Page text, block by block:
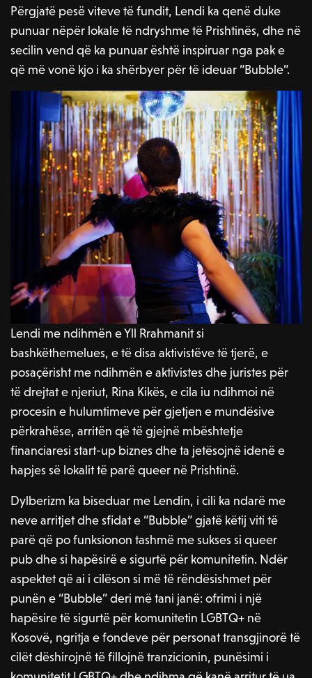
Përgjatë pesë viteve të fundit, Lendi ka qenë duke
punuar nëpër lokale të ndryshme të Prishtinës, dhe në
secilin vend që ka punuar është inspiruar nga pak e
që më vonë kjo i ka shërbyer për të ideuar “Bubble”.
Lendi me ndihmën e Yll Rrahmanit si
bashkëthemelues, e të disa aktivistëve të tjerë, e
posaçërisht me ndihmën e aktivistes dhe juristes për
të drejtat e njeriut, Rina Kikës, e cila iu ndihmoi në
procesin e hulumtimeve për gjetjen e mundësive
përkrahëse, arritën që të gjejnë mbështetje
financiaresi start-up biznes dhe ta jetësojnë idenë e
hapjes së lokalit të parë queer në Prishtinë.
Dylberizm ka biseduar me Lendin, i cili ka ndarë me
neve arritjet dhe sfidat e “Bubble” gjatë këtij viti të
parë që po funksionon tashmë me sukses si queer
pub dhe si hapësirë e sigurtë për komunitetin. Ndër
aspektet që ai i cilëson si më të rëndësishmet për
punën e “Bubble” deri më tani janë: ofrimi i një
hapësire të sigurtë për komunitetin LGBTQ+ në
Kosovë, ngritja e fondeve për personat transgjinorë të
cilët dëshirojnë të fillojnë tranzicionin, punësimi i